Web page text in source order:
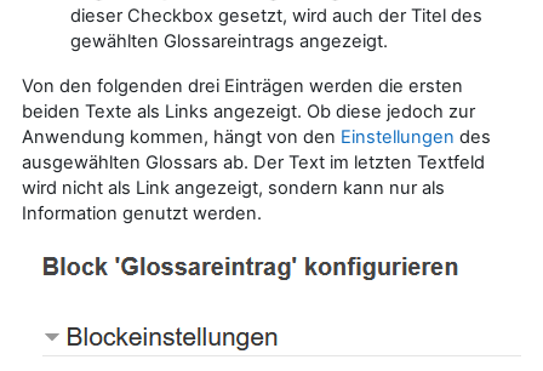
dieser Checkbox gesetzt, wird auch der Titel des
gewählten Glossareintrags angezeigt.
Von den folgenden drei Einträgen werden die ersten
beiden Texte als Links angezeigt. Ob diese jedoch zur
Anwendung kommen, hängt von den Einstellungen des
ausgewählten Glossars ab. Der Text im letzten Textfeld
wird nicht als Link angezeigt, sondern kann nur als
Information genutzt werden.